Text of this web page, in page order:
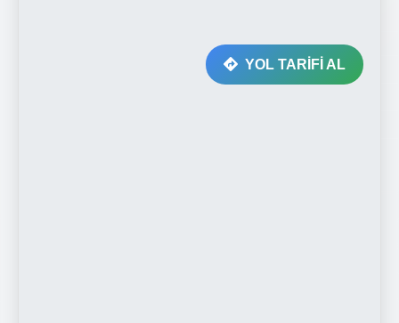
YOL TARİFİ AL